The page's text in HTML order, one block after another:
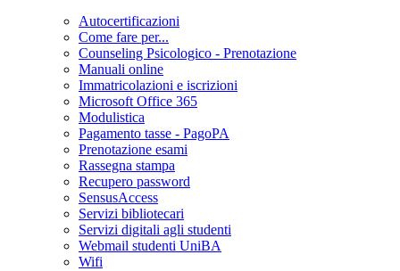
Autocertificazioni
Come fare per...
Counseling Psicologico - Prenotazione
Manuali online
Immatricolazioni e iscrizioni
Microsoft Office 365
Modulistica
Pagamento tasse - PagoPA
Prenotazione esami
Rassegna stampa
Recupero password
SensusAccess
Servizi bibliotecari
Servizi digitali agli studenti
Webmail studenti UniBA
Wifi